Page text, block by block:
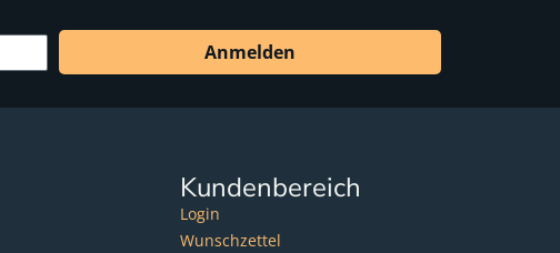
Anmelden
Kundenbereich
Login
Wunschzettel